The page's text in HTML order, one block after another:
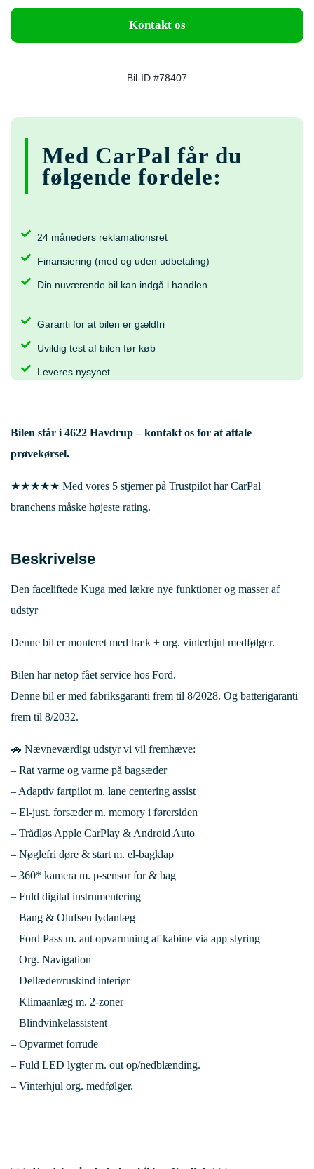
Kontakt os
Bil-ID #78407
Med CarPal får du
følgende fordele:
24 måneders reklamationsret
Finansiering (med og uden udbetaling)
Din nuværende bil kan indgå i handlen
Garanti for at bilen er gældfri
Uvildig test af bilen før køb
Leveres nysynet
Bilen står i 4622 Havdrup– kontakt os for at aftale
prøvekørsel.
★★★★★ Med vores 5 stjerner på Trustpilot har CarPal
branchens måske højeste rating.
Beskrivelse
Den faceliftede Kuga med lækre nye funktioner og masser af
udstyr
Denne bil er monteret med træk + org. vinterhjul medfølger.
Bilen har netop fået service hos Ford.
Denne bil er med fabriksgaranti frem til 8/2028. Og batterigaranti
frem til 8/2032.
🚗 Nævneværdigt udstyr vi vil fremhæve:
– Rat varme og varme på bagsæder
– Adaptiv fartpilot m. lane centering assist
– El-just. forsæder m. memory i førersiden
– Trådløs Apple CarPlay & Android Auto
– Nøglefri døre & start m. el-bagklap
– 360* kamera m. p-sensor for & bag
– Fuld digital instrumentering
– Bang & Olufsen lydanlæg
– Ford Pass m. aut opvarmning af kabine via app styring
– Org. Navigation
– Dellæder/ruskind interiør
– Klimaanlæg m. 2-zoner
– Blindvinkelassistent
– Opvarmet forrude
– Fuld LED lygter m. out op/nedblænding.
– Vinterhjul org. medfølger.